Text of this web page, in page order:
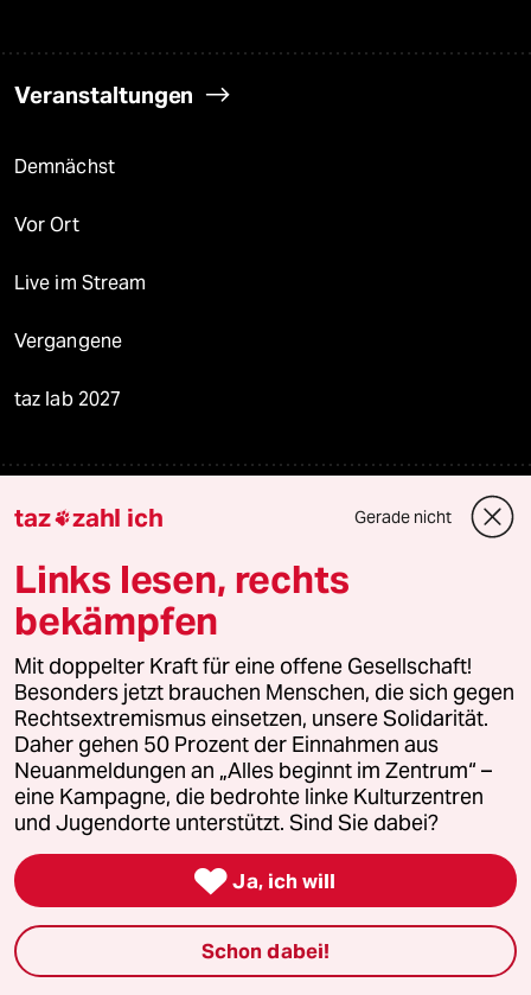
Veranstaltungen
Demnächst
Vor Ort
Live im Stream
Vergangene
taz lab 2027
Mehr taz Lesestoff
taz Blogs
taz FUTURZWEI
Le Monde diplomatique
taz Archiv
Mehr taz Angebote
Reisen
taz zahl ich Gerade nicht
Links lesen, rechts
bekämpfen
Mit doppelter Kraft für eine offene Gesellschaft!
Besonders jetzt brauchen Menschen, die sich gegen
Rechtsextremismus einsetzen, unsere Solidarität.
Daher gehen 50 Prozent der Einnahmen aus
Neuanmeldungen an „Alles beginnt im Zentrum“ –
eine Kampagne, die bedrohte linke Kulturzentren
und Jugendorte unterstützt. Sind Sie dabei?
 Ja, ich will
Schon dabei!